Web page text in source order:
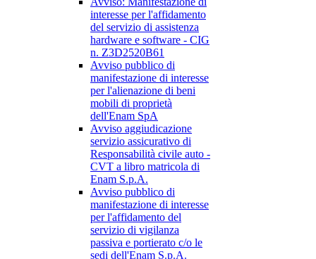
interesse per l'affidamento
del servizio di assistenza
hardware e software - CIG
n. Z3D2520B61
Avviso pubblico di
manifestazione di interesse
per l'alienazione di beni
mobili di proprietà
dell'Enam SpA
Avviso aggiudicazione
servizio assicurativo di
Responsabilità civile auto -
CVT a libro matricola di
Enam S.p.A.
Avviso pubblico di
manifestazione di interesse
per l'affidamento del
servizio di vigilanza
passiva e portierato c/o le
sedi dell'Enam S.p.A.